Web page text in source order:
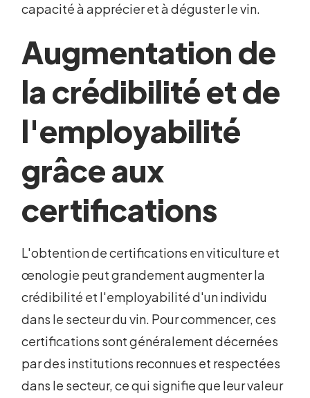
capacité à apprécier et à déguster le vin.
Augmentation de
la crédibilité et de
l'employabilité
grâce aux
certifications
L'obtention de certifications en viticulture et
œnologie peut grandement augmenter la
crédibilité et l'employabilité d'un individu
dans le secteur du vin. Pour commencer, ces
certifications sont généralement décernées
par des institutions reconnues et respectées
dans le secteur, ce qui signifie que leur valeur